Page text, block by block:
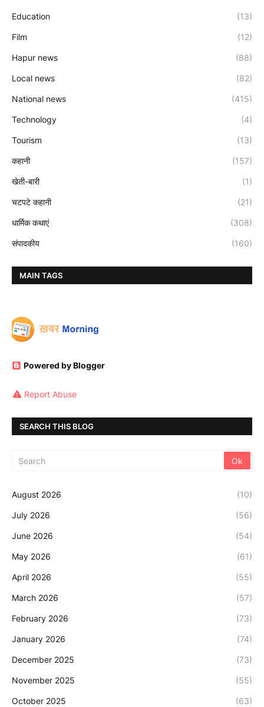
Education (13)
Film (12)
Hapur news (88)
Local news (82)
National news (415)
Technology (4)
Tourism (13)
कहानी (157)
खेती-बारी (1)
चटपटे कहानी (21)
धार्मिक कथाएं (308)
संपादकीय (160)
MAIN TAGS
Powered by Blogger
Report Abuse
SEARCH THIS BLOG
August 2026 (10)
July 2026 (56)
June 2026 (54)
May 2026 (61)
April 2026 (55)
March 2026 (57)
February 2026 (73)
January 2026 (74)
December 2025 (73)
November 2025 (55)
October 2025 (63)